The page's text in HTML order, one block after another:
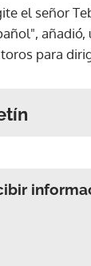
el señor
para